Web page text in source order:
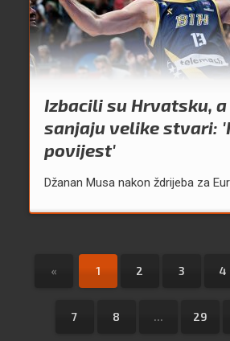
Izbacili su Hrvatsku,
sanjaju velike stvari:
povijest'
Džanan Musa nakon ždrijeba za
« 1 2 3 4
7 8 ... 29